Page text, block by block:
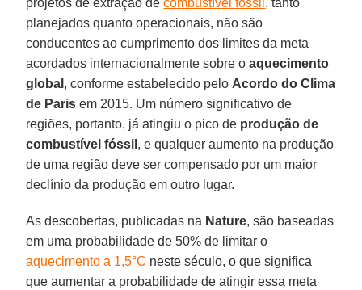
planejados quanto operacionais, não são
conducentes ao cumprimento dos limites da meta
acordados internacionalmente sobre oaquecimento
global , conforme estabelecido pelo Acordo do Clima
de Paris em 2015. Um número significativo de
regiões, portanto, já atingiu o pico de produção de
combustível fóssil , e qualquer aumento na produção
de uma região deve ser compensado por um maior
declínio da produção em outro lugar.
As descobertas, publicadas na Nature, são baseadas
em uma probabilidade de 50% de limitar o
aquecimento a 1,5°C neste século, o que significa
que aumentar a probabilidade de atingir essa meta